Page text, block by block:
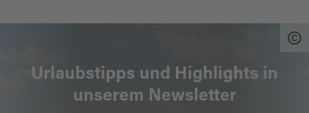
Urlaubstipps und Highlights in
unserem Newsletter